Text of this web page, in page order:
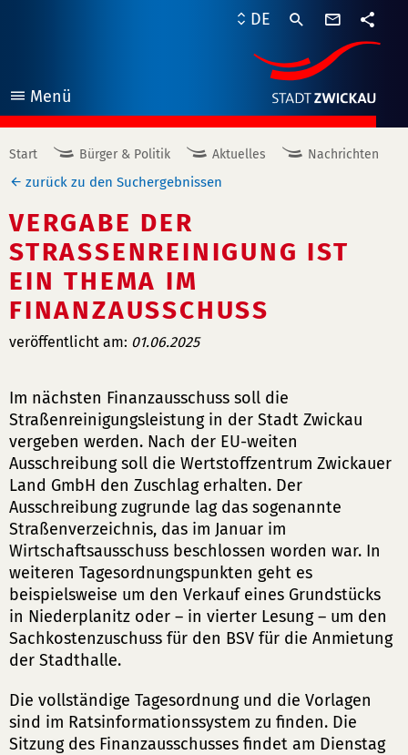
Menü
öffnen
DE
Start Bürger & Politik Aktuelles Nachrichten
zurück zu den Suchergebnissen
VERGABE DER
STRASSENREINIGUNG IST E
IN THEMA IM F
INANZAUSSCHUSS
veröffentlicht am: 01.06.2025
Im nächsten Finanzausschuss soll die
Straßenreinigungsleistung in der Stadt Zwickau
vergeben werden. Nach der EU-weiten
Ausschreibung soll die Wertstoffzentrum Zwickauer
Land GmbH den Zuschlag erhalten. Der
Ausschreibung zugrunde lag das sogenannte
Straßenverzeichnis, das im Januar im
Wirtschaftsausschuss beschlossen worden war. In
weiteren Tagesordnungspunkten geht es
beispielsweise um den Verkauf eines Grundstücks
in Niederplanitz oder – in vierter Lesung – um den
Sachkostenzuschuss für den BSV für die Anmietung
der Stadthalle.
Die vollständige Tagesordnung und die Vorlagen
sind im Ratsinformationssystem zu finden. Die
Sitzung des Finanzausschusses findet am Dienstag